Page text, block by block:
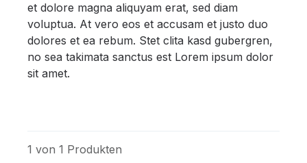
et dolore magna aliquyam erat, sed diam
voluptua. At vero eos et accusam et justo duo
dolores et ea rebum. Stet clita kasd gubergren,
no sea takimata sanctus est Lorem ipsum dolor
sit amet.
1 von 1 Produkten